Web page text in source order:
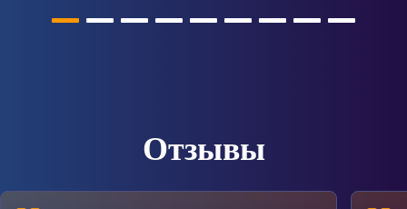
Отзывы